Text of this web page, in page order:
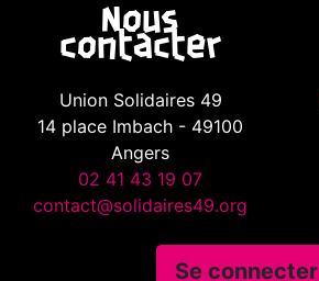
Nous
contacter
Union Solidaires 49
14 place Imbach - 49100
Angers
02 41 43 19 07
contact@solidaires49.org
Se connecter